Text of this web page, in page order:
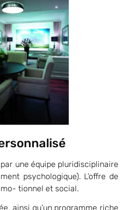
une équipe pluridisciplinaire
psychologique). L’offre de
tionnel et social.
ainsi qu’un programme riche